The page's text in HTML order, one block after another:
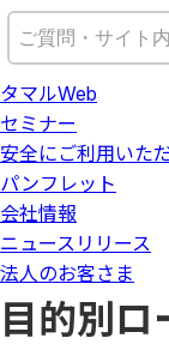
タマルWeb
セミナー
安全にご利用いた
パンフレット
会社情報
ニュースリリース
法人のお客さま
目的別ロ